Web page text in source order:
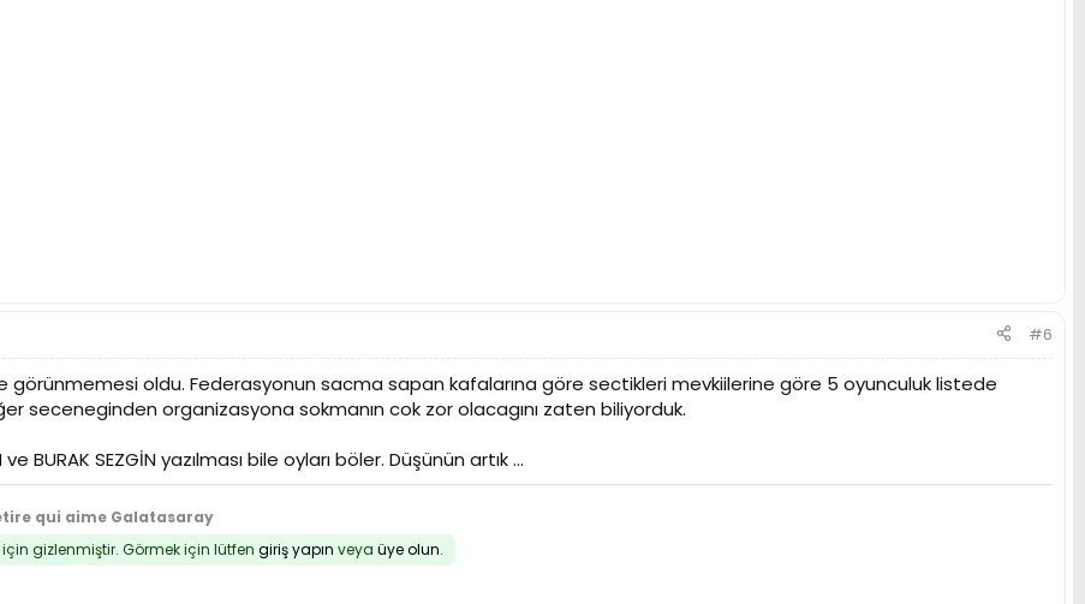
#6
görünmemesi oldu. Federasyonun sacma sapan kafalarına göre sectikleri mevkiilerine göre 5 oyunculuk listede
seceneginden organizasyona sokmanın cok zor olacagını zaten biliyorduk.
BURAK SEZGİN yazılması bile oyları böler. Düşünün artık ...
qui aime Galatasaray
gizlenmiştir. Görmek için lütfen giriş yapın veya üye olun.